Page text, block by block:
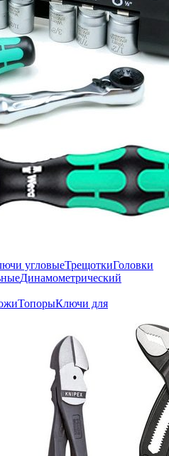
угловыеТрещоткиГоловки
Динамометрический
ТопорыКлючи для